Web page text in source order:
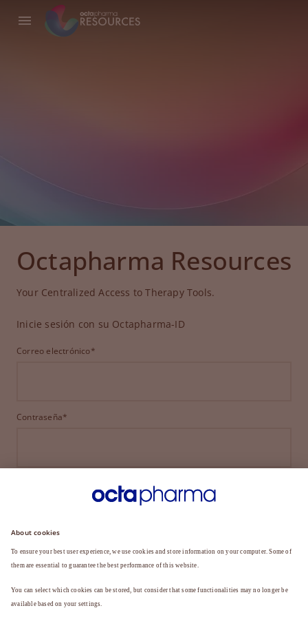
Octapharma Resources
Your Centralized Access to Therapy Tools.
Inicie sesión con su Octapharma-ID
Correo electrónico*
Contraseña*
INICIAR SESIÓN
¿HA OLVIDADO SU CONTRASEÑA?
¿Aún no es miembro?